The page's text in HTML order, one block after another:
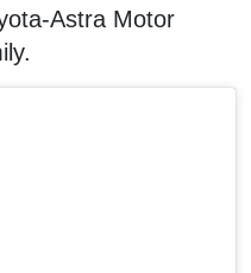
Astra Motor